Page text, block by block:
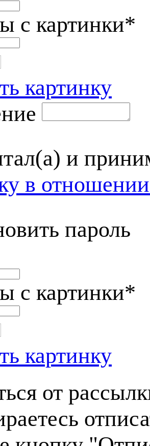
с картинки*
картинку
и
в
пароль
с картинки*
картинку
от